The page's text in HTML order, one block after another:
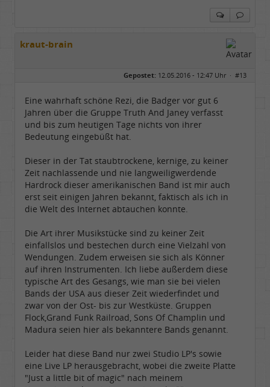
kraut-brain
Gepostet: 12.05.2016 - 12:47 Uhr · #13
Eine wahrhaft schöne Rezi, die Badger vor gut 6
Jahren über die Gruppe Truth And Janey verfasst
und bis zum heutigen Tage nichts von ihrer
Bedeutung eingebüßt hat.
Dieser in der Tat staubtrockene, kernige, zu keiner
Zeit nachlassende und nie langweiligwerdende
Hardrock dieser amerikanischen Band ist mir auch
erst seit einigen Jahren bekannt, faktisch als ich in
die Welt des Internet abtauchen konnte.
Die Art ihrer Musikstücke sind zu keiner Zeit
einfallslos und bestechen durch eine Vielzahl von
Wendungen. Zudem erweisen sie sich als Könner
auf ihren Instrumenten. Ich liebe außerdem diese
typische Art des Gesangs, wie man sie bei vielen
Bands der USA aus dieser Zeit wiederfindet und
zwar von der Ost- bis zur Westküste. Gruppen
Flock,Grand Funk Railroad, Sons Of Champlin und
Madura seien hier als bekanntere Bands genannt.
Leider hat diese Band nur zwei Studio LP's sowie
eine Live LP herausgebracht, wobei die zweite Platte
"Just a little bit of magic" nach meinem